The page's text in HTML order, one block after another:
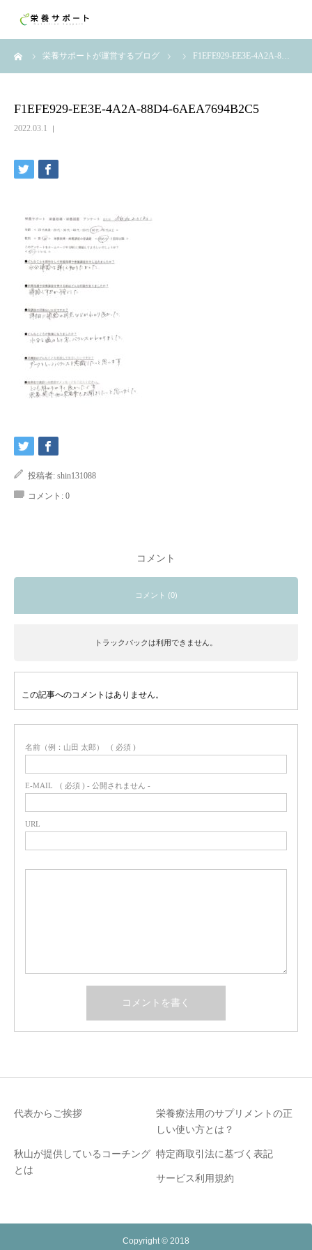
栄養サポートが運営するブログ F1EFE929-EE3E-4A2A-8…
F1EFE929-EE3E-4A2A-88D4-6AEA7694B2C5
2022.03.1
投稿者: shin131088
コメント: 0
コメント
コメント (0)
トラックバックは利用できません。
この記事へのコメントはありません。
名前（例：山田 太郎） ( 必須 )
E-MAIL ( 必須 ) - 公開されません -
URL
代表からご挨拶
栄養療法用のサプリメントの正
しい使い方とは？
秋山が提供しているコーチング
とは
特定商取引法に基づく表記
サービス利用規約
Copyright © 2018